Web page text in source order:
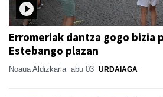
Erromeriak dantza gogo bizia
Estebango plazan
Noaua Aldizkaria abu 03 URDAIAGA